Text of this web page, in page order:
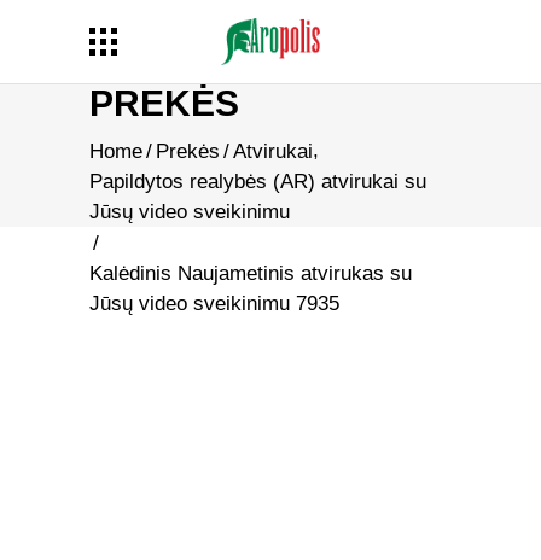
PREKĖS
Home/ Prekės /Atvirukai,
Papildytos realybės (AR) atvirukai su
Jūsų video sveikinimu
/
Kalėdinis Naujametinis atvirukas su
Jūsų video sveikinimu 7935